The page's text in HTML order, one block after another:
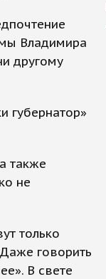
Владимира
другому
губернатор»
также
не
только
говорить
В свете